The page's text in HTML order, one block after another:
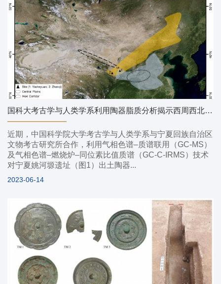
国科大考古学与人类学系利用陶器脂质分析揭示西周西北边疆生计策略
近期，中国科学院大学考古学与人类学系与宁夏回族自治区
文物考古研究所合作，利用气相色谱‒质谱联用（GC-MS）
及气相色谱‒燃烧炉‒同位素比值质谱（GC-C-IRMS）技术
对宁夏姚河塬遗址（图1）出土陶器...
2023-06-14